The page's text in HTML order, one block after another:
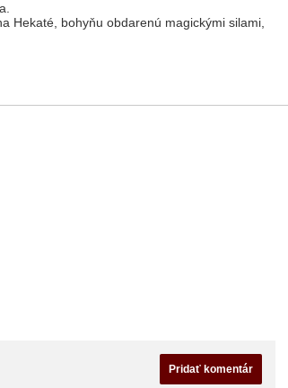
Hekaté, bohyňu obdarenú magickými silami,
Pridať komentár